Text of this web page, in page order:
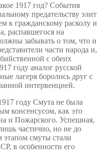
1917 год? События
предательству элит
к гражданскому расколу и
распавшегося на
забывать о том, что и
части народа и,
с обеих
году аналог русской
лагеря боролись друг с
интервенцией.
году Смута не была
консенсусом, как это
и Пожарского. Успешная,
частично, но не до
смуты стали
в особенности его